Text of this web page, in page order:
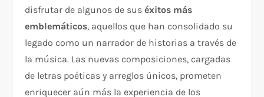
disfrutar de algunos de suséxitos más
emblemáticos, aquellos que han consolidado su
legado como un narrador de historias a través de
la música. Las nuevas composiciones, cargadas
de letras poéticas y arreglos únicos, prometen
enriquecer aún más la experiencia de los